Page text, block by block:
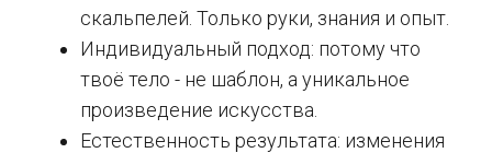
скальпелей. Только руки, знания и опыт.
Индивидуальный подход: потому что
твоё тело - не шаблон, а уникальное
произведение искусства.
Естественность результата: изменения